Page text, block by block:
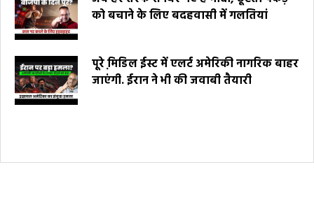
को बचाने के लिए बदहवासी में गलतियां
पूरे मि़डिल ईस्ट में एलर्ट अमेरिकी नागरिक बाहर
जाएंगी. ईरान ने भी की जवाबी तैयारी